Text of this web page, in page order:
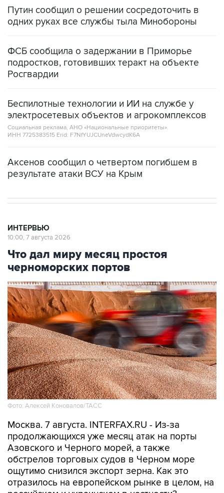
Путин сообщил о решении сосредоточить в
одних руках все службы тыла Минобороны
ФСБ сообщила о задержании в Приморье
подростков, готовивших теракт на объекте
Росгвардии
Беспилотные технологии и ИИ на службе у
электросетевых объектов и агрокомплексов
Социальная реклама, АНО «Национальные приоритеты».
ИНН 7725383515 Erid: F7NfYUJCUneVdwcydK6A
Аксенов сообщил о четвертом погибшем в
результате атаки ВСУ на Крым
ИНТЕРВЬЮ
10:00, 7 августа 2026
Что дал миру месяц простоя
черноморских портов
Фото: Алексей Коновалов/ТАСС
Москва. 7 августа. INTERFAX.RU - Из-за
продолжающихся уже месяц атак на порты
Азовского и Черного морей, а также
обстрелов торговых судов в Черном море
ощутимо снизился экспорт зерна. Как это
отразилось на европейском рынке в целом, на